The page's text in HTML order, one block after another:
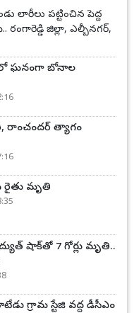
లారీలు పట్టించిన పెద్ద
జిల్లా, ఎల్బీనగర్,
ఘనంగా బోనాల
రాంచందర్ త్యాగం
మృతి
షాక్‌తో 7 గోర్లు మృతి..
గ్రామ స్టేజి వద్ద డీసీఎం